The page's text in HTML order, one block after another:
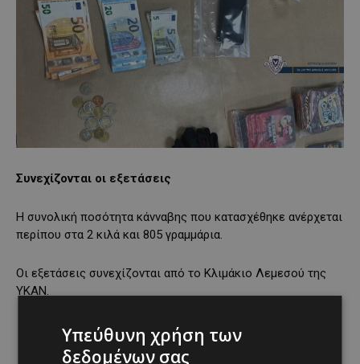
Συνεχίζονται οι εξετάσεις
Η συνολική ποσότητα κάνναβης που κατασχέθηκε ανέρχεται
περίπου στα 2 κιλά και 805 γραμμάρια.
Οι εξετάσεις συνεχίζονται από το Κλιμάκιο Λεμεσού της
ΥΚΑΝ.
Υπεύθυνη χρήση των
δεδομένων σας